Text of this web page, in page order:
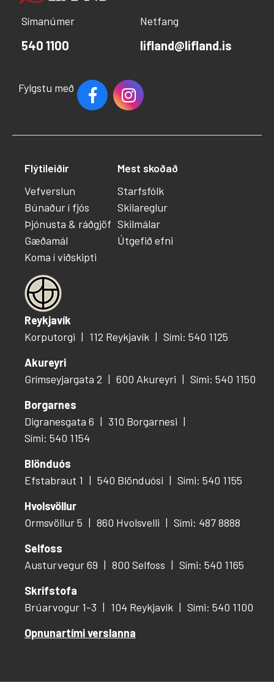
Símanúmer
540 1100
Netfang
lifland@lifland.is
Fylgstu með
Reykjavík
Korputorgi
112 Reykjavík
Sími: 540 1125
Akureyri
Grímseyjargata 2
600 Akureyri
Sími: 540 1150
Borgarnes
Digranesgata 6
310 Borgarnesi
Sími: 540 1154
Blönduós
Efstabraut 1
540 Blönduósi
Sími: 540 1155
Hvolsvöllur
Ormsvöllur 5
860 Hvolsvelli
Sími: 487 8888
Selfoss
Austurvegur 69
800 Selfoss
Sími: 540 1165
Skrifstofa
Brúarvogur 1-3
104 Reykjavík
Sími: 540 1100
Opnunartími verslanna
Flýtileiðir
Vefverslun
Búnaður í fjós
Þjónusta & ráðgjöf
Gæðamál
Koma í viðskipti
Mest skoðað
Starfsfólk
Skilareglur
Skilmálar
Útgefið efni